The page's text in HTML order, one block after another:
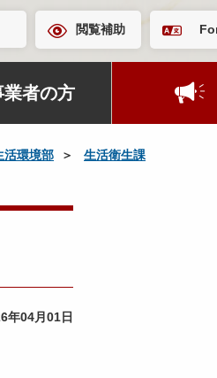
閲覧補助
業者の方
活環境部 生活衛生課
年04月01日